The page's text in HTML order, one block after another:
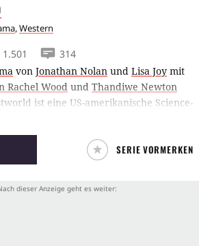
da es die böse
auf den Herrn der Elemente
,Western
1.501
314
von Jonathan Nolan und Lisa Joy mit
Rachel Wood und Thandiwe Newton
ist eine US-amerikanische Science-
gleichnamigen Kinofilm aus dem Jahr
basiert. Die Geschichte dreht sich um
futuristischen Vergnügungspark, der
wie ihnen geschieht, werden sie mit
SERIE VORMERKEN